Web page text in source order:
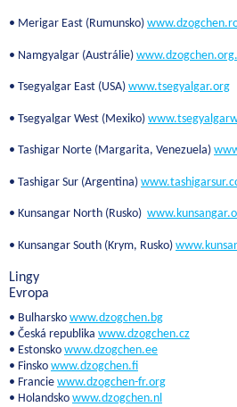
• Merigar East (Rumunsko)
• Namgyalgar (Austrálie)
• Tsegyalgar East (USA) www.tsegyalgar.org
• Tsegyalgar West (Mexiko)
• Tashigar Norte (Margarita, Venezuela)
• Tashigar Sur (Argentina)
• Kunsangar North (Rusko)
• Kunsangar South (Krym, Rusko)
Lingy
Evropa
• Bulharsko www.dzogchen.bg
• Česká republika www.dzogchen.cz
• Estonsko www.dzogchen.ee
• Finsko www.dzogchen.fi
• Francie www.dzogchen-fr.org
• Holandsko www.dzogchen.nl